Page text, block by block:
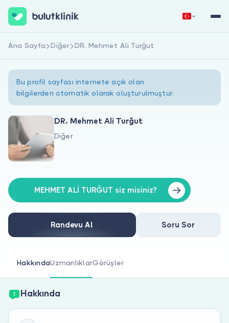
Hakkımızda
Doktorlar için
Doktor musunuz?
Hemen Kaydol Giriş Yap
Ana Sayfa Diğer DR. Mehmet Ali Turğut
Bu profil sayfası internete açık olan
bilgilerden otomatik olarak oluşturulmuştur.
DR. Mehmet Ali Turğut
Diğer
MEHMET ALİ TURĞUT siz misiniz?
Randevu Al Soru Sor
HakkındaUzmanlıklarGörüşler
Hakkında